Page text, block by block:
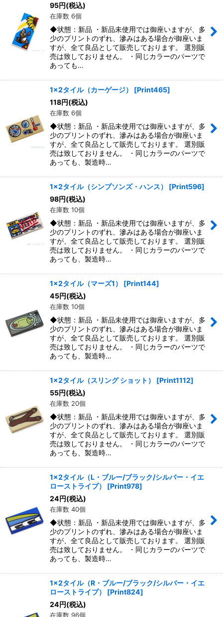
95円(税込)
在庫数 6個
◆状態：新品 ・新品未使用では御座いますが、多
少のプリントのずれ、滲みはある場合が御座いま
すが、全て良品として販売しております。 選別販
売は致しておりません。 ・同じカラーのパーツで
あっても…
1x2タイル（カーゲージ） [Print465]
118円(税込)
在庫数 6個
◆状態：新品 ・新品未使用では御座いますが、多
少のプリントのずれ、滲みはある場合が御座いま
すが、全て良品として販売しております。 選別販
売は致しておりません。 ・同じカラーのパーツで
あっても、製造時…
1x2タイル（シンプソンズ・ハンス） [Print596]
98円(税込)
在庫数 10個
◆状態：新品 ・新品未使用では御座いますが、多
少のプリントのずれ、滲みはある場合が御座いま
すが、全て良品として販売しております。 選別販
売は致しておりません。 ・同じカラーのパーツで
あっても、製造時…
1x2タイル（マーズ1） [Print144]
45円(税込)
在庫数 10個
◆状態：新品 ・新品未使用では御座いますが、多
少のプリントのずれ、滲みはある場合が御座いま
すが、全て良品として販売しております。 選別販
売は致しておりません。 ・同じカラーのパーツで
あっても、製造時…
1x2タイル（スリング ショット） [Print1112]
55円(税込)
在庫数 20個
◆状態：新品 ・新品未使用では御座いますが、多
少のプリントのずれ、滲みはある場合が御座いま
すが、全て良品として販売しております。 選別販
売は致しておりません。 ・同じカラーのパーツで
あっても、製造時…
1x2タイル（L・ブルー/ブラック/シルバー・イエ
ローストライプ）
[Print978]
24円(税込)
在庫数 40個
◆状態：新品 ・新品未使用では御座いますが、多
少のプリントのずれ、滲みはある場合が御座いま
すが、全て良品として販売しております。 選別販
売は致しておりません。 ・同じカラーのパーツで
あっても、製造時…
1x2タイル（R・ブルー/ブラック/シルバー・イエ
ローストライプ）
[Print824]
24円(税込)
在庫数 96個